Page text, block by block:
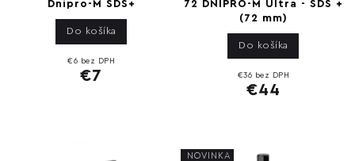
Dnipro-M SDS+
€6 bez DPH
€7
Do košíka
72 DNIPRO-M Ultra - SDS +
(72 mm)
€36 bez DPH
€44
Do košíka
NOVINKA